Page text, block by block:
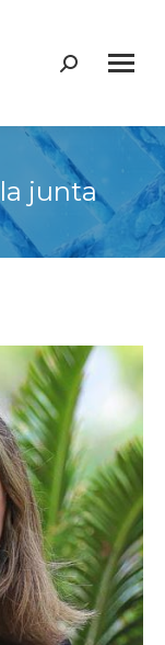
Buscar:
junta